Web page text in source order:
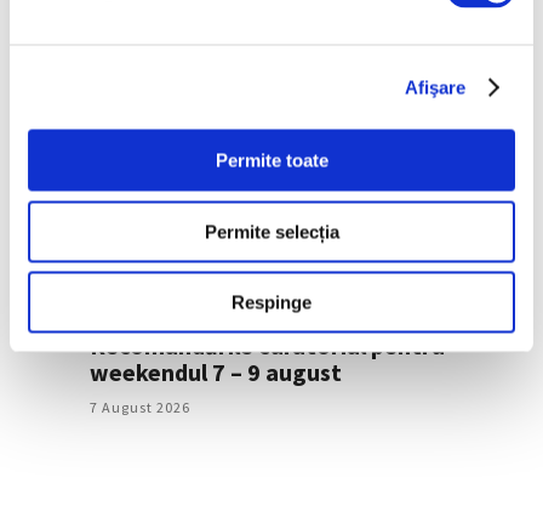
Afişare
Permite toate
Permite selecția
Respinge
Recomandările curatorial pentru
weekendul 7 – 9 august
7 August 2026